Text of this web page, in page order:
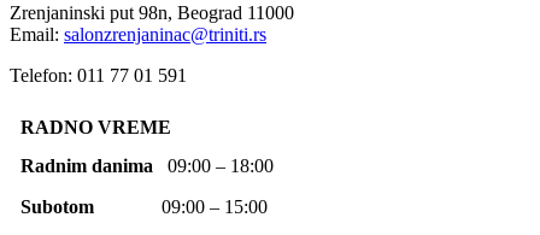
Zrenjaninski put 98n, Beograd 11000
Email: salonzrenjaninac@triniti.rs
Telefon: 011 77 01 591
RADNO VREME
Radnim danima 09:00 – 18:00
Subotom 09:00 – 15:00